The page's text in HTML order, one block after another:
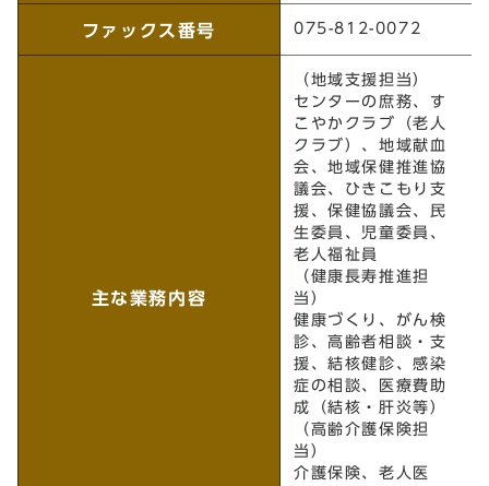
ファックス番号 075-812-0072
主な業務内容
（地域支援担当）
センターの庶務、す
こやかクラブ（老人
クラブ）、地域献血
会、地域保健推進協
議会、ひきこもり支
援、保健協議会、民
生委員、児童委員、
老人福祉員
（健康長寿推進担
当）
健康づくり、がん検
診、高齢者相談・支
援、結核健診、感染
症の相談、医療費助
成（結核・肝炎等）
（高齢介護保険担
当）
介護保険、老人医